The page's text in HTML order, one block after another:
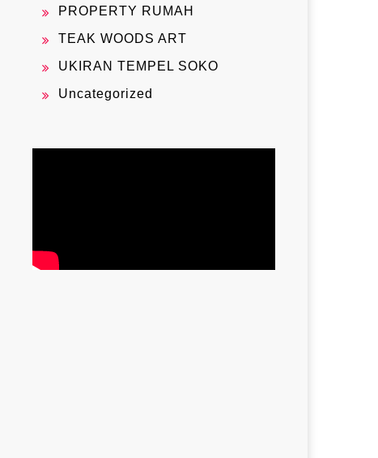
PROPERTY RUMAH
TEAK WOODS ART
UKIRAN TEMPEL SOKO
Uncategorized